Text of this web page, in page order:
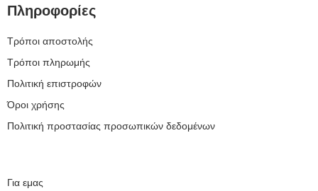
Πληροφορίες
Τρόποι αποστολής
Τρόποι πληρωμής
Πολιτική επιστροφών
Όροι χρήσης
Πολιτική προστασίας προσωπικών δεδομένων
Για εμας